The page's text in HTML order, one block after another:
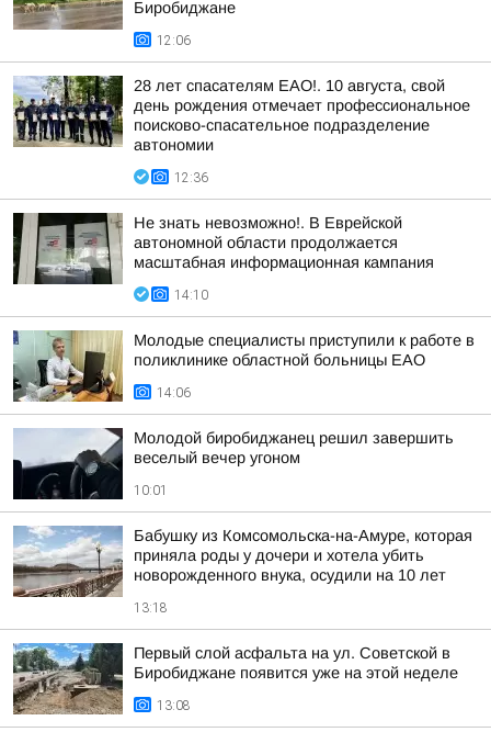
Биробиджане
12:06
28 лет спасателям ЕАО!. 10 августа, свой
день рождения отмечает профессиональное
поисково-спасательное подразделение
автономии
12:36
Не знать невозможно!. В Еврейской
автономной области продолжается
масштабная информационная кампания
14:10
Молодые специалисты приступили к работе в
поликлинике областной больницы ЕАО
14:06
Молодой биробиджанец решил завершить
веселый вечер угоном
10:01
Бабушку из Комсомольска-на-Амуре, которая
приняла роды у дочери и хотела убить
новорожденного внука, осудили на 10 лет
13:18
Первый слой асфальта на ул. Советской в
Биробиджане появится уже на этой неделе
13:08